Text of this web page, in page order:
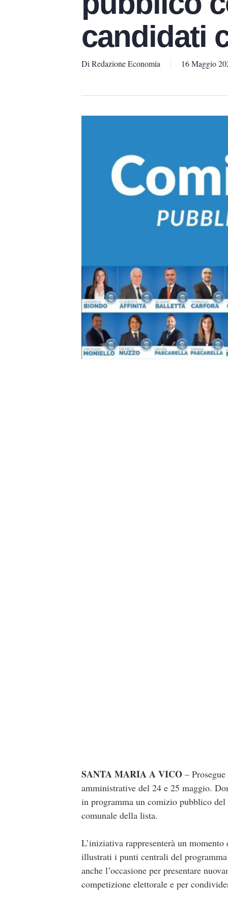
candidati
Di Redazione Economia 16 Maggio
SANTA MARIA A VICO –
amministrative del 24 e 25 maggio.
in programma un comizio pubblico
comunale della lista.
L’iniziativa rappresenterà un
illustrati i punti centrali del
anche l’occasione per presentare
competizione elettorale e per